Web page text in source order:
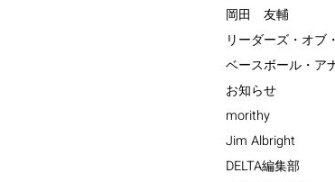
岡田 友輔
リーダーズ・オブ
ベースボール・ア
お知らせ
morithy
Jim Albright
DELTA編集部